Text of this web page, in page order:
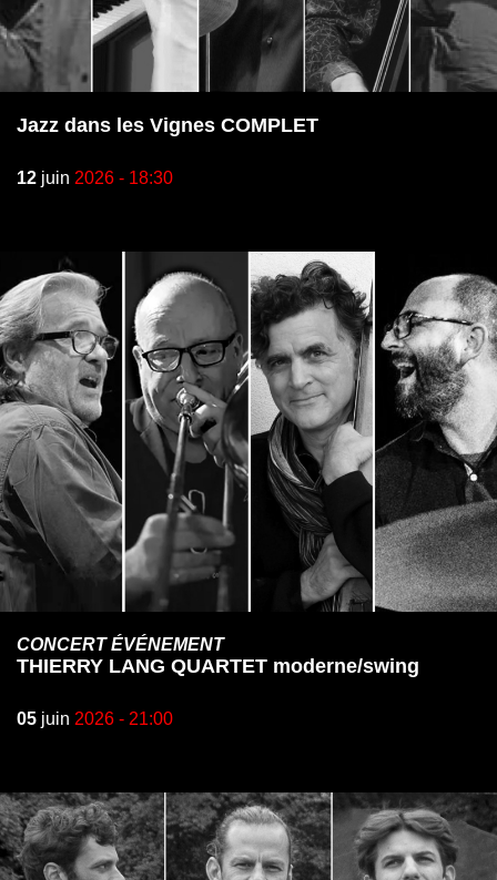
Jazz dans les Vignes COMPLET
12 juin 2026 - 18:30
CONCERT ÉVÉNEMENT
THIERRY LANG QUARTET moderne/swing
05 juin 2026 - 21:00